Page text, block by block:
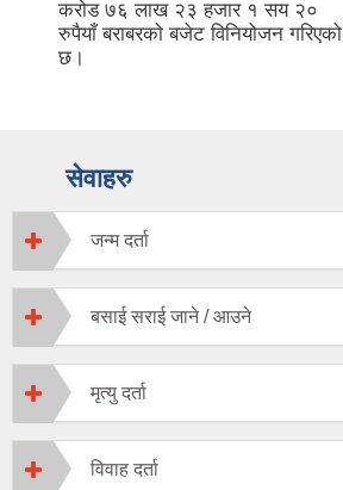
सेवाहरु
जन्म दर्ता
बसाई सराई जाने / आउने
मृत्यु दर्ता
विवाह दर्ता